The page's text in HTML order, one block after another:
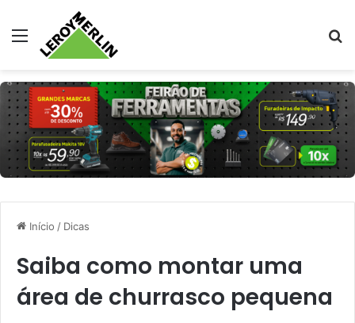
Menu
Início / Dicas
Saiba como montar uma
área de churrasco pequena